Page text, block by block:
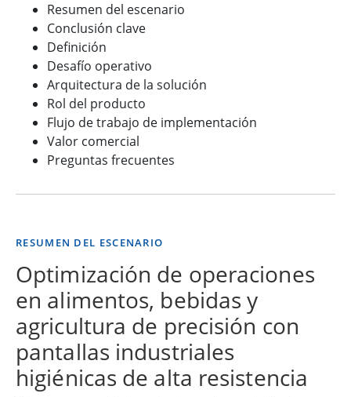
Resumen del escenario
Conclusión clave
Definición
Desafío operativo
Arquitectura de la solución
Rol del producto
Flujo de trabajo de implementación
Valor comercial
Preguntas frecuentes
RESUMEN DEL ESCENARIO
Optimización de operaciones
en alimentos, bebidas y
agricultura de precisión con
pantallas industriales
higiénicas de alta resistencia